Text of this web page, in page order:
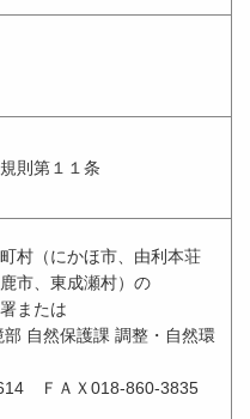
則第１１条
村（にかほ市、由利本荘
市、東成瀬村）の
または
自然保護課 調整・自然環
ＦＡＸ018-860-3835